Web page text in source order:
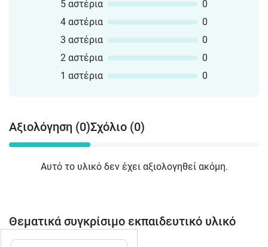
5 αστέρια
0
4 αστέρια
0
3 αστέρια
0
2 αστέρια
0
1 αστέρια
0
Αξιολόγηση (0)Σχόλιο (0)
Αυτό το υλικό δεν έχει αξιολογηθεί ακόμη.
Θεματικά συγκρίσιμο εκπαιδευτικό υλικό